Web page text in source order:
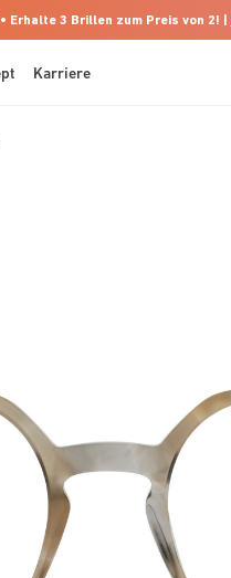
Erhalte 3 Brillen zum Preis von 2! |
Karriere